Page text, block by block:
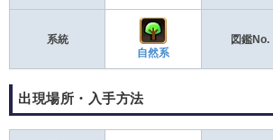
系統
自然系
図鑑No.
出現場所・入手方法